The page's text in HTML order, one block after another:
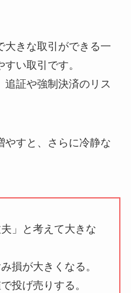
大きな取引ができる一
い取引です。
追証や強制決済のリス
やすと、さらに冷静な
」と考えて大きな
損が大きくなる。
投げ売りする。